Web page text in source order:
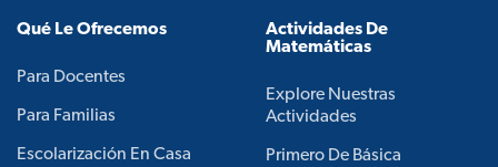
Qué Le Ofrecemos
Para Docentes
Para Familias
Escolarización En Casa
Actividades De
Matemáticas
Explore Nuestras
Actividades
Primero De Básica